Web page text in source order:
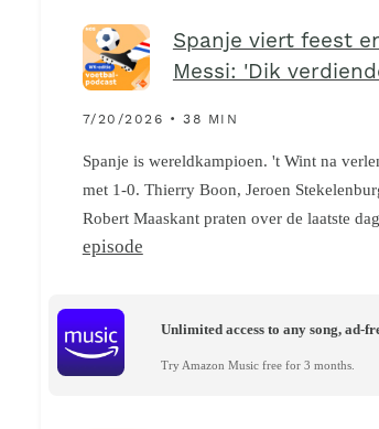
Spanje viert feest
Messi: 'Dik
7/20/2026 • 38 MIN
Spanje is wereldkampioen. 't Wint na
met 1-0. Thierry Boon, Jeroen
Robert Maaskant praten over de laatste
episode
Unlimited access to any song, ad-
Try Amazon Music free for 3 months.